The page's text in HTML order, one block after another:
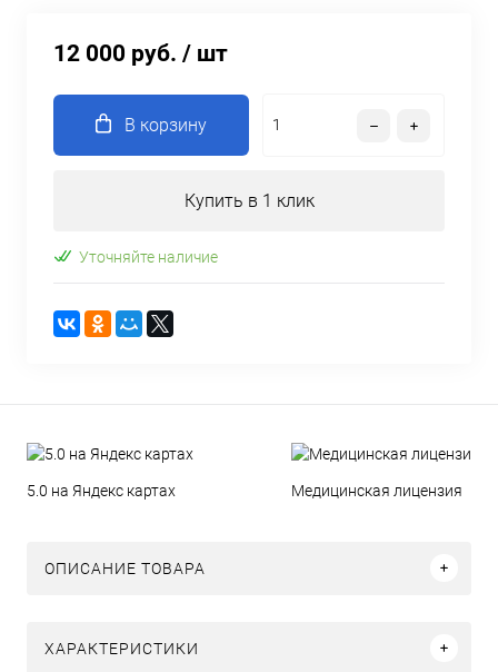
12 000 руб. / шт
В корзину
Купить в 1 клик
Уточняйте наличие
5.0 на Яндекс картах Медицинская лицензия
ОПИСАНИЕ ТОВАРА
ХАРАКТЕРИСТИКИ